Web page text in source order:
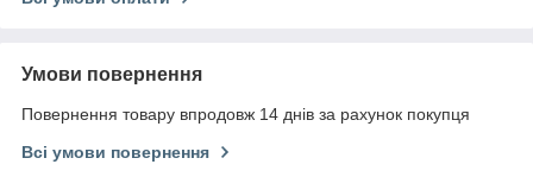
Умови повернення
Повернення товару впродовж 14 днів за рахунок покупця
Всі умови повернення